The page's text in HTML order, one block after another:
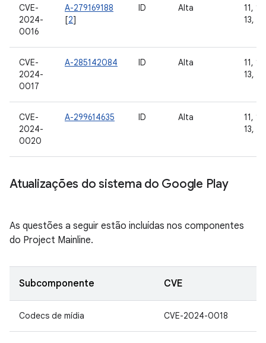
CVE-
2024-
0016
A-279169188
[2]
ID Alta
11,
13, 14
CVE-
2024-
0017
A-285142084 ID Alta
11,
13, 14
CVE-
2024-
0020
A-299614635 ID Alta
11,
13, 14
Atualizações do sistema do Google Play
As questões a seguir estão incluídas nos componentes
do Project Mainline.
Subcomponente CVE
Codecs de mídia CVE-2024-0018